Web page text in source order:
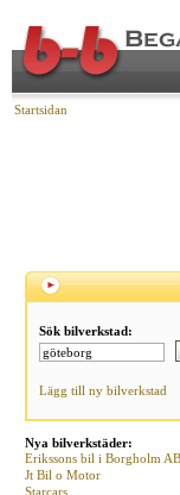
Startsidan
Sök bilverkstad:
Lägg till ny bilverkstad
Nya bilverkstäder:
Erikssons bil i Borgholm AB
Jt Bil o Motor
Starcars